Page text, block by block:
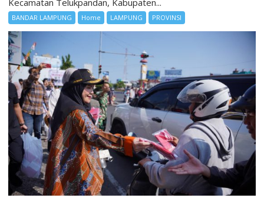
Kecamatan Telukpandan, Kabupaten...
BANDAR LAMPUNG Home LAMPUNG PROVINSI